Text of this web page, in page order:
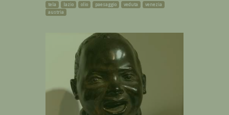
tela lazio olio paesaggio veduta
venezia
austria